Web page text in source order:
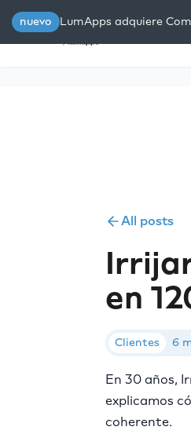
nuevo LumApps adquiere
All posts
en
Clientes 6
En 30 años,
explicamos
coherente.